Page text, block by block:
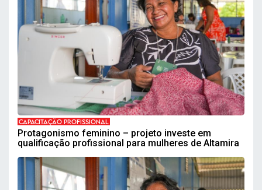
CAPACITAÇÃO PROFISSIONAL
Protagonismo feminino – projeto investe em
qualificação profissional para mulheres de Altamira